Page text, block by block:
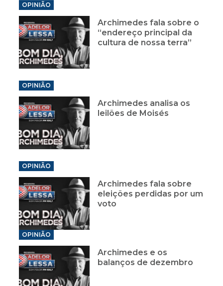
OPINIÃO
Archimedes fala sobre o
“endereço principal da
cultura de nossa terra”
OPINIÃO
Archimedes analisa os
leilões de Moisés
OPINIÃO
Archimedes fala sobre
eleições perdidas por um
voto
OPINIÃO
Archimedes e os
balanços de dezembro